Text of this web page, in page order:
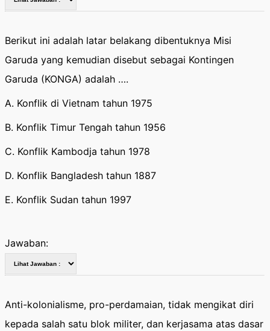
Berikut ini adalah latar belakang dibentuknya Misi
Garuda yang kemudian disebut sebagai Kontingen
Garuda (KONGA) adalah ….
A. Konflik di Vietnam tahun 1975
B. Konflik Timur Tengah tahun 1956
C. Konflik Kambodja tahun 1978
D. Konflik Bangladesh tahun 1887
E. Konflik Sudan tahun 1997
Jawaban:
Anti-kolonialisme, pro-perdamaian, tidak mengikat diri
kepada salah satu blok militer, dan kerjasama atas dasar